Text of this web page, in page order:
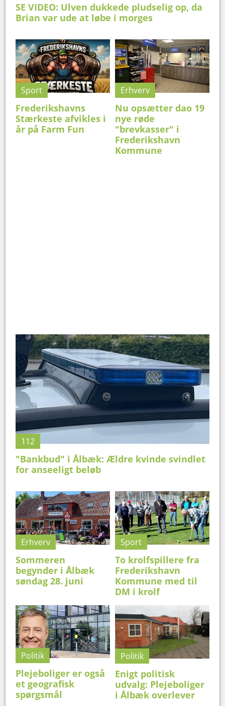
SE VIDEO: Ulven dukkede pludselig op, da
Brian var ude at løbe i morges
Sport
Frederikshavns
Stærkeste afvikles i
år på Farm Fun
Erhverv
Nu opsætter dao 19
nye røde
"brevkasser" i
Frederikshavn
Kommune
112
"Bankbud" i Ålbæk: Ældre kvinde svindlet
for anseeligt beløb
Erhverv
Sommeren
begynder i Ålbæk
søndag 28. juni
Sport
To krolfspillere fra
Frederikshavn
Kommune med til
DM i krolf
Politik
Plejeboliger er også
et geografisk
spørgsmål
Politik
Enigt politisk
udvalg: Plejeboliger
i Ålbæk overlever